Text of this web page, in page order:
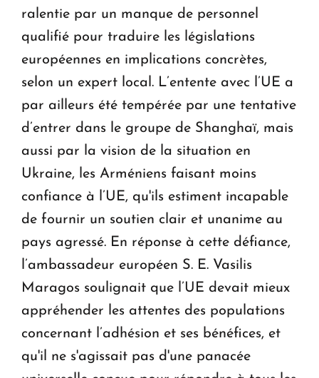
ralentie par un manque de personnel
qualifié pour traduire les législations
européennes en implications concrètes,
selon un expert local. L’entente avec l’UE a
par ailleurs été tempérée par une tentative
d’entrer dans le groupe de Shanghaï, mais
aussi par la vision de la situation en
Ukraine, les Arméniens faisant moins
confiance à l’UE, qu'ils estiment incapable
de fournir un soutien clair et unanime au
pays agressé. En réponse à cette défiance,
l’ambassadeur européen S. E. Vasilis
Maragos soulignait que l’UE devait mieux
appréhender les attentes des populations
concernant l’adhésion et ses bénéfices, et
qu'il ne s'agissait pas d'une panacée